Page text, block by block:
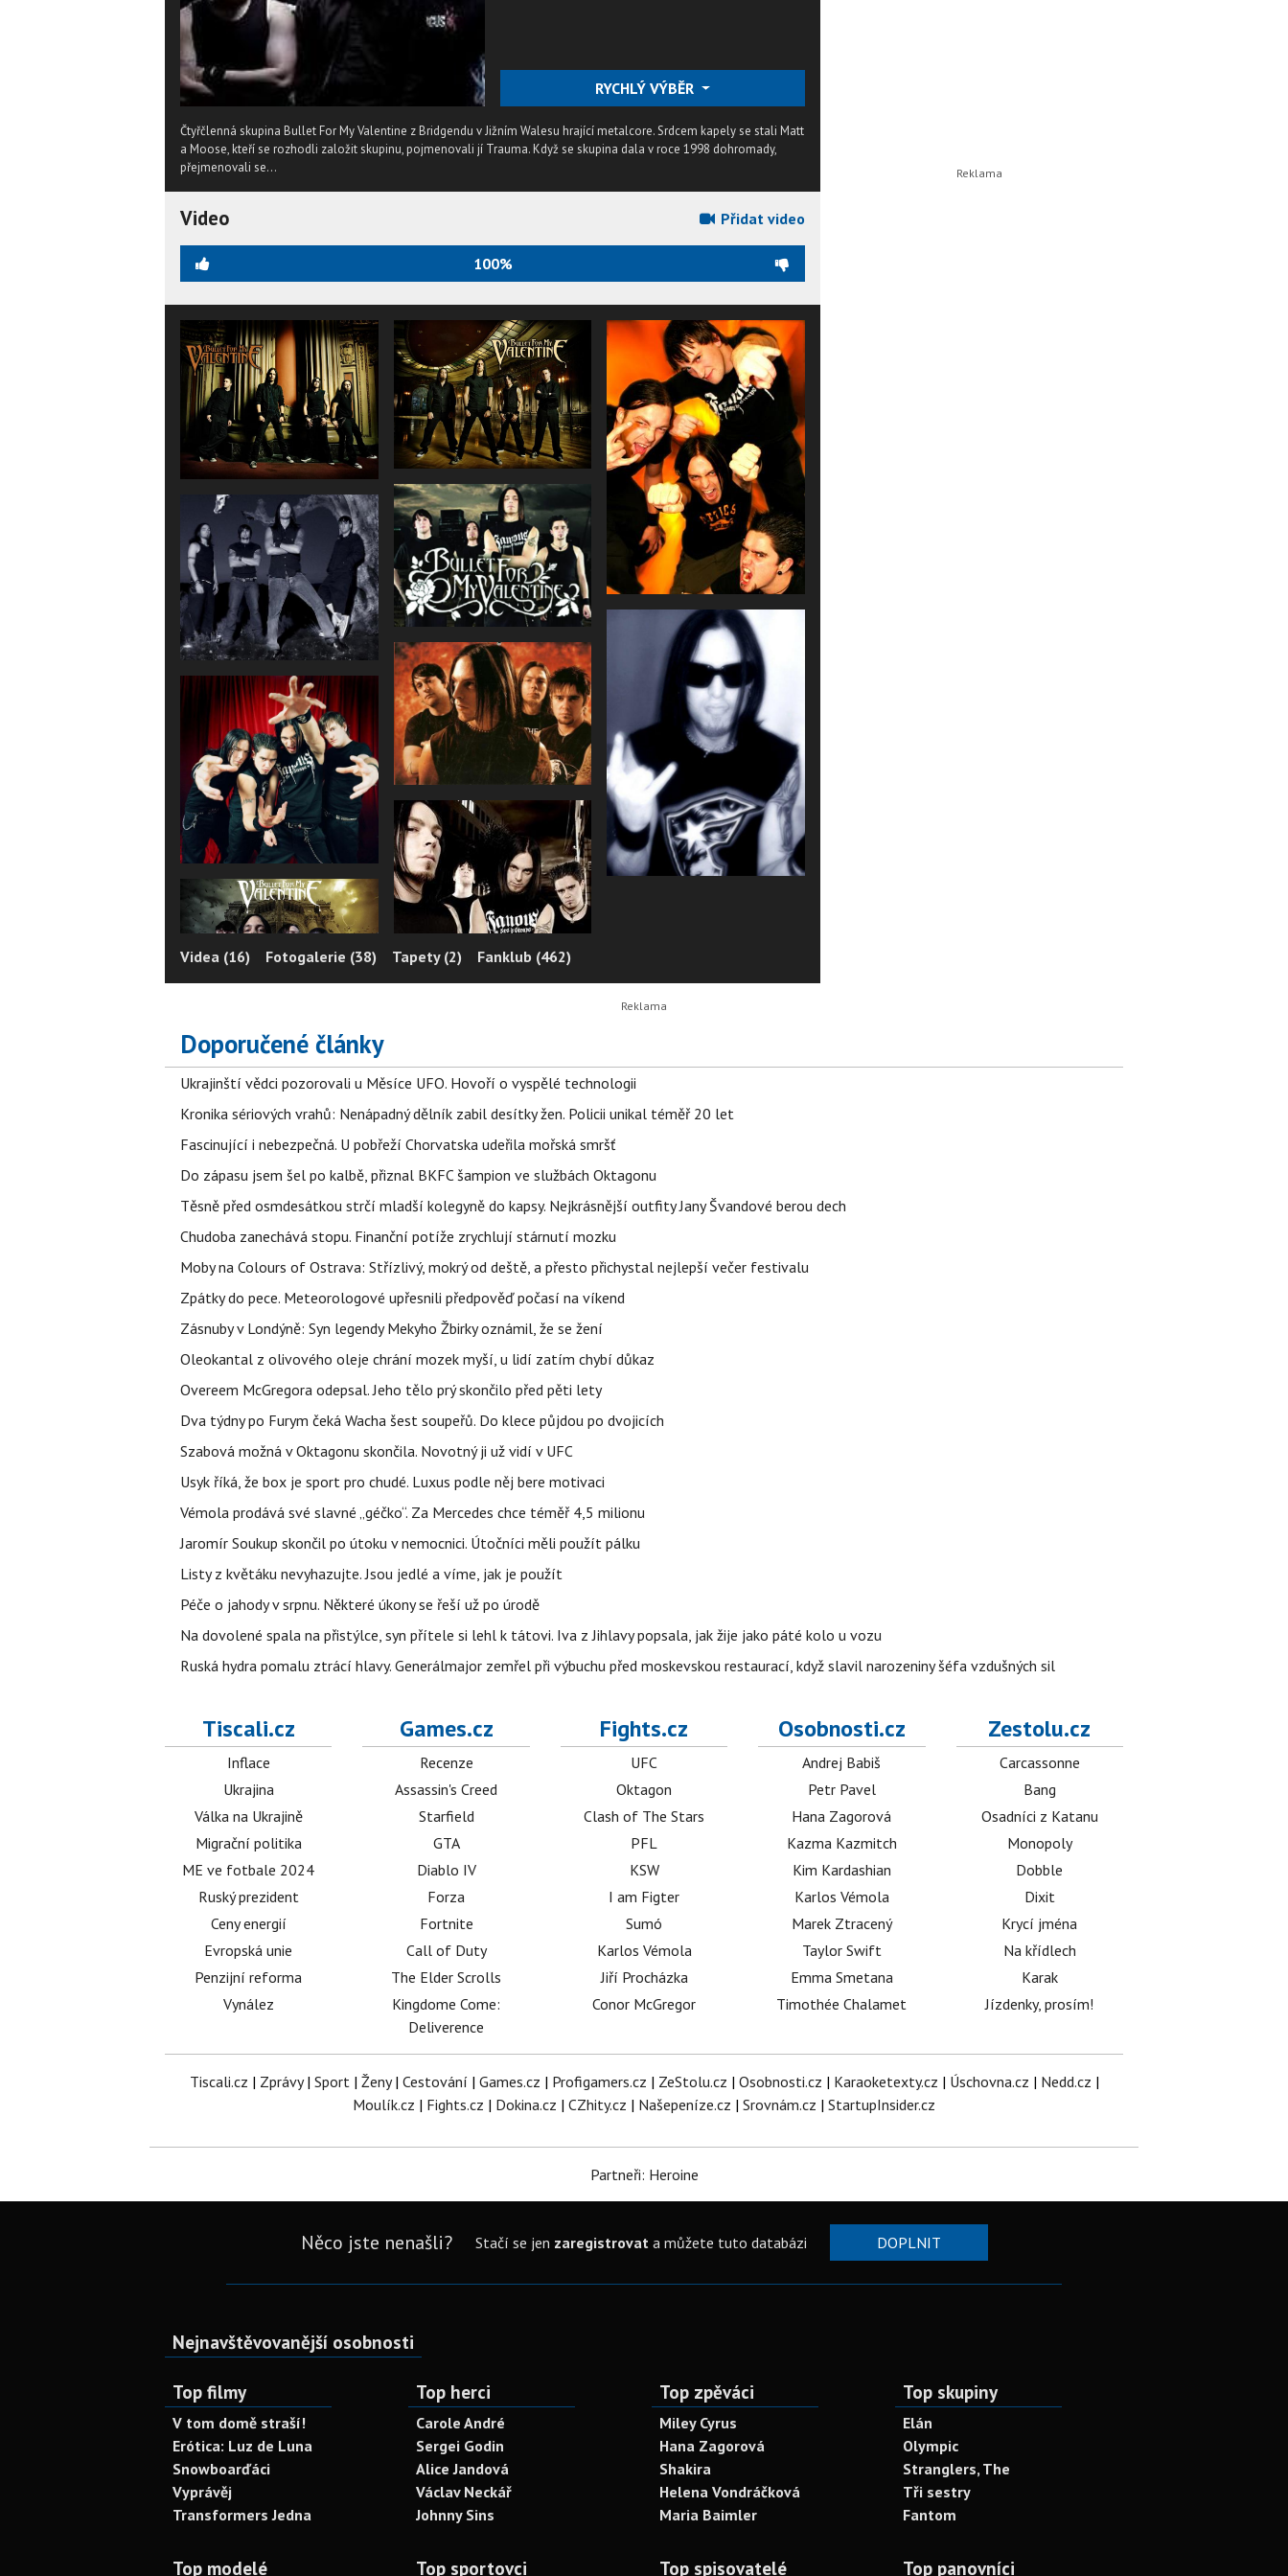
RYCHLÝ VÝBĚR
Čtyřčlenná skupina Bullet For My Valentine z Bridgendu v Jižním Walesu hrající metalcore. Srdcem kapely se stali Matt
a Moose, kteří se rozhodli založit skupinu, pojmenovali jí Trauma. Když se skupina dala v roce 1998 dohromady,
přejmenovali se...
Video Přidat video
100%
Videa (16) Fotogalerie (38) Tapety (2) Fanklub (462)
Doporučené články
Ukrajinští vědci pozorovali u Měsíce UFO. Hovoří o vyspělé technologii
Kronika sériových vrahů: Nenápadný dělník zabil desítky žen. Policii unikal téměř 20 let
Fascinující i nebezpečná. U pobřeží Chorvatska udeřila mořská smršť
Do zápasu jsem šel po kalbě, přiznal BKFC šampion ve službách Oktagonu
Těsně před osmdesátkou strčí mladší kolegyně do kapsy. Nejkrásnější outfity Jany Švandové berou dech
Chudoba zanechává stopu. Finanční potíže zrychlují stárnutí mozku
Moby na Colours of Ostrava: Střízlivý, mokrý od deště, a přesto přichystal nejlepší večer festivalu
Zpátky do pece. Meteorologové upřesnili předpověď počasí na víkend
Zásnuby v Londýně: Syn legendy Mekyho Žbirky oznámil, že se žení
Oleokantal z olivového oleje chrání mozek myší, u lidí zatím chybí důkaz
Overeem McGregora odepsal. Jeho tělo prý skončilo před pěti lety
Dva týdny po Furym čeká Wacha šest soupeřů. Do klece půjdou po dvojicích
Szabová možná v Oktagonu skončila. Novotný ji už vidí v UFC
Usyk říká, že box je sport pro chudé. Luxus podle něj bere motivaci
Vémola prodává své slavné „géčko“. Za Mercedes chce téměř 4,5 milionu
Jaromír Soukup skončil po útoku v nemocnici. Útočníci měli použít pálku
Listy z květáku nevyhazujte. Jsou jedlé a víme, jak je použít
Péče o jahody v srpnu. Některé úkony se řeší už po úrodě
Na dovolené spala na přistýlce, syn přítele si lehl k tátovi. Iva z Jihlavy popsala, jak žije jako páté kolo u vozu
Ruská hydra pomalu ztrácí hlavy. Generálmajor zemřel při výbuchu před moskevskou restaurací, když slavil narozeniny šéfa vzdušných sil
Tiscali.cz
Inflace
Ukrajina
Válka na Ukrajině
Migrační politika
ME ve fotbale 2024
Ruský prezident
Ceny energií
Evropská unie
Penzijní reforma
Vynález
Games.cz
Recenze
Assassin's Creed
Starfield
GTA
Diablo IV
Forza
Fortnite
Call of Duty
The Elder Scrolls
Kingdome Come:
Deliverence
Fights.cz
UFC
Oktagon
Clash of The Stars
PFL
KSW
I am Figter
Sumó
Karlos Vémola
Jiří Procházka
Conor McGregor
Osobnosti.cz
Andrej Babiš
Petr Pavel
Hana Zagorová
Kazma Kazmitch
Kim Kardashian
Karlos Vémola
Marek Ztracený
Taylor Swift
Emma Smetana
Timothée Chalamet
Zestolu.cz
Carcassonne
Bang
Osadníci z Katanu
Monopoly
Dobble
Dixit
Krycí jména
Na křídlech
Karak
Jízdenky, prosím!
Tiscali.cz | Zprávy| Sport| Ženy| Cestování | Games.cz | Profigamers.cz | ZeStolu.cz | Osobnosti.cz | Karaoketexty.cz | Úschovna.cz | Nedd.cz |
Moulík.cz | Fights.cz | Dokina.cz | CZhity.cz | Našepeníze.cz | Srovnám.cz | StartupInsider.cz
Partneři: Heroine
Něco jste nenašli? Stačí se jen zaregistrovata můžete tuto databázi DOPLNIT
Nejnavštěvovanější osobnosti
Top filmy
V tom domě straší!
Erótica: Luz de Luna
Snowboarďáci
Vyprávěj
Transformers Jedna
Top herci
Carole André
Sergei Godin
Alice Jandová
Václav Neckář
Johnny Sins
Top zpěváci
Miley Cyrus
Hana Zagorová
Shakira
Helena Vondráčková
Maria Baimler
Top skupiny
Elán
Olympic
Stranglers, The
Tři sestry
Fantom
Top modelé Top sportovci Top spisovatelé Top panovníci